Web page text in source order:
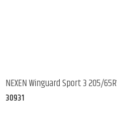
NEXEN Winguard Sport 3 205/
30931